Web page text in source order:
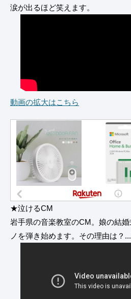
涙が出るほど笑えます。
動画の拡大はこちら
★泣けるCM
岩手県の音楽教室のCM。娘の結
ノを弾き始めます。その理由は？